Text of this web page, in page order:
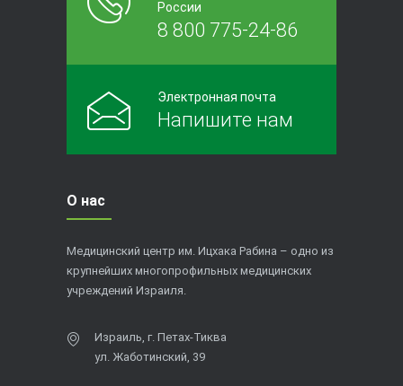
России
8 800 775-24-86
Электронная почта
Напишите нам
О нас
Медицинский центр им. Ицхака Рабина – одно из
крупнейших многопрофильных медицинских
учреждений Израиля.
Израиль, г. Петах-Тиква
ул. Жаботинский, 39